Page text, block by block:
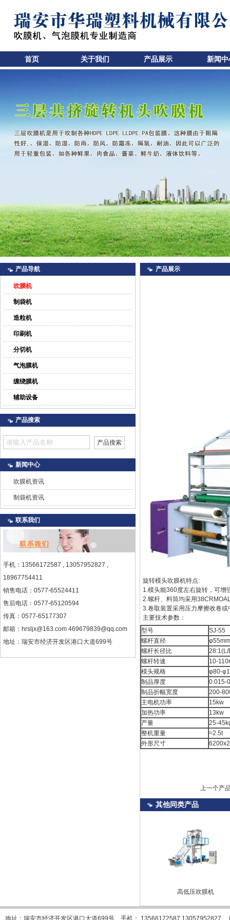
首页 关于我们 产品展示 新闻中
产品展示
旋转模头吹膜机特点:
1.模头能360度左右旋转，可增
2.螺杆、料筒均采用
3.卷取装置采用压力摩擦收卷
主要技术参数：
型号
SJ-55
螺杆直径
φ55mm
螺杆长径比
28:1(L/
螺杆转速
10-
模头规格
φ80-
制品厚度
0.015-
制品折幅宽度
200-
主电机功率
15kw
加热功率
13kw
产量
25-
整机重量
≈2.5t
外形尺寸
上一个产
其他同类产品
高低压吹膜机
产品导航
吹膜机
制袋机
造粒机
印刷机
分切机
气泡膜机
缠绕膜机
辅助设备
产品搜索
新闻中心
吹膜机资讯
制袋机资讯
联系我们
手机：13566172587 , 13057952827 ,
18967754411
销售电话：0577-65524411
售后电话：0577-65120594
传真：0577-65177307
邮箱：hrsljx@163.com 469679839@qq.com
地址：瑞安市经济开发区港口大道699号
地址：瑞安市经济开发区港口大道699号 手机： 13566172587 13057952827